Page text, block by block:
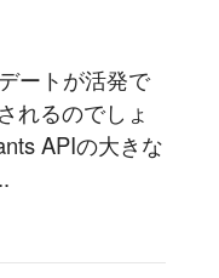
ートが活発で
れるのでしょ
APIの大きな